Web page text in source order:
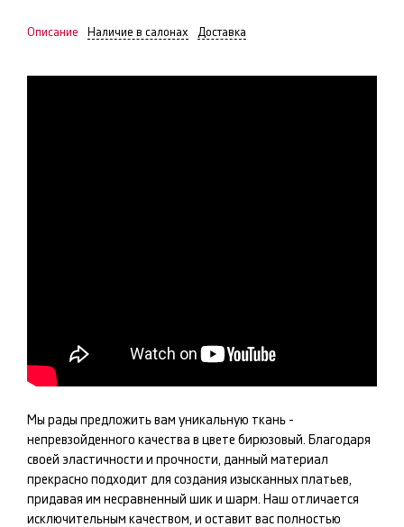
Описание Наличие в салонах Доставка
Мы рады предложить вам уникальную ткань -
непревзойденного качества в цвете бирюзовый. Благодаря
своей эластичности и прочности, данный материал
прекрасно подходит для создания изысканных платьев,
придавая им несравненный шик и шарм. Наш отличается
исключительным качеством, и оставит вас полностью